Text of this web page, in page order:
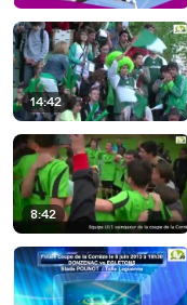
14:42
8:42